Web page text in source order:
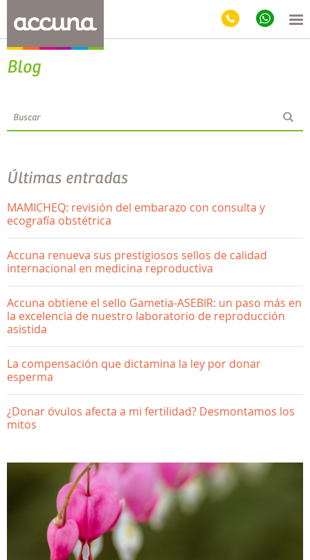
Blog
Últimas entradas
MAMICHEQ: revisión del embarazo con consulta y
ecografía obstétrica
Accuna renueva sus prestigiosos sellos de calidad
internacional en medicina reproductiva
Accuna obtiene el sello Gametia-ASEBIR: un paso más en
la excelencia de nuestro laboratorio de reproducción
asistida
La compensación que dictamina la ley por donar
esperma
¿Donar óvulos afecta a mi fertilidad? Desmontamos los
mitos